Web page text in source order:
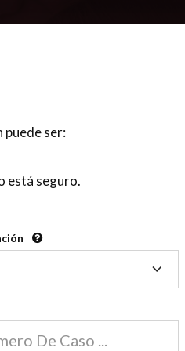
compartida en línea
en línea cumplen la
puede ser:
está seguro.